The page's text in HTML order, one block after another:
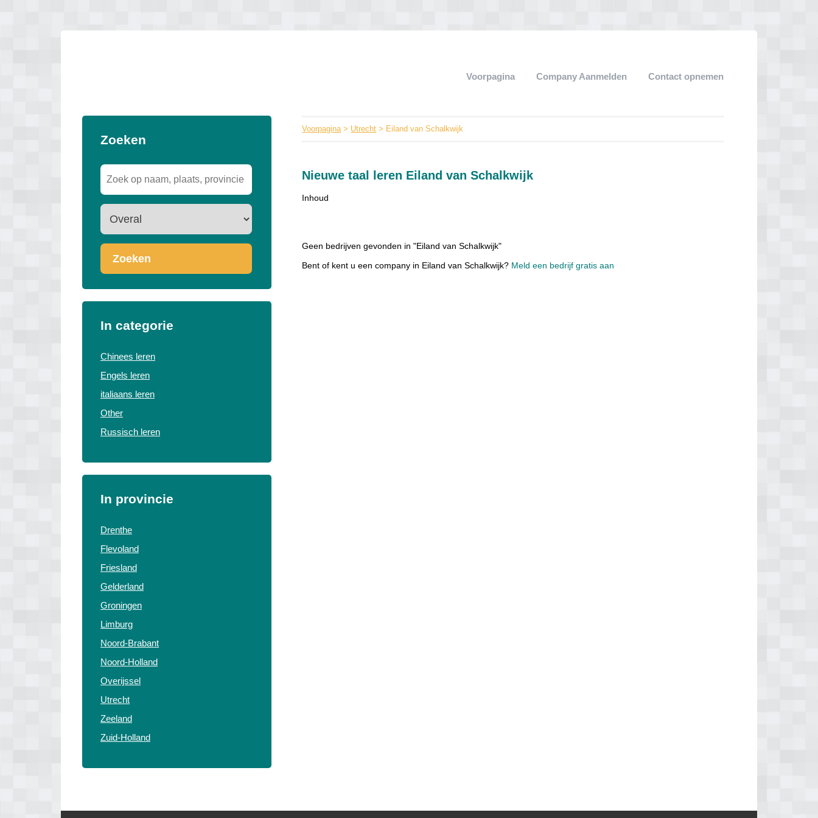
Voorpagina Company Aanmelden Contact opnemen
Zoeken
Zoeken
In categorie
Chinees leren
Engels leren
italiaans leren
Other
Russisch leren
In provincie
Drenthe
Flevoland
Friesland
Gelderland
Groningen
Limburg
Noord-Brabant
Noord-Holland
Overijssel
Utrecht
Zeeland
Zuid-Holland
Voorpagina> Utrecht > Eiland van Schalkwijk
Nieuwe taal leren Eiland van Schalkwijk
Inhoud
Geen bedrijven gevonden in "Eiland van Schalkwijk"
Bent of kent u een company in Eiland van Schalkwijk? Meld een bedrijf gratis aan